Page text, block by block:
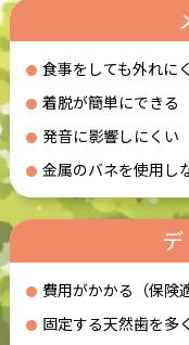
食事をしても外れに
着脱が簡単にできる
発音に影響しにくい
金属のバネを使用し
費用がかかる（保険
固定する天然歯を多